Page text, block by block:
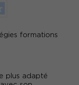
plus adapté